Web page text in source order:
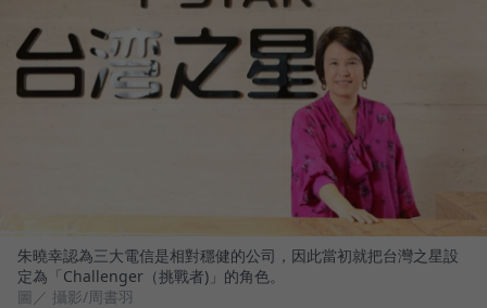
朱曉幸認為三大電信是相對穩健的公司，因此當初就把台灣之星設
定為「Challenger（挑戰者)」的角色。
圖／ 攝影/周書羽